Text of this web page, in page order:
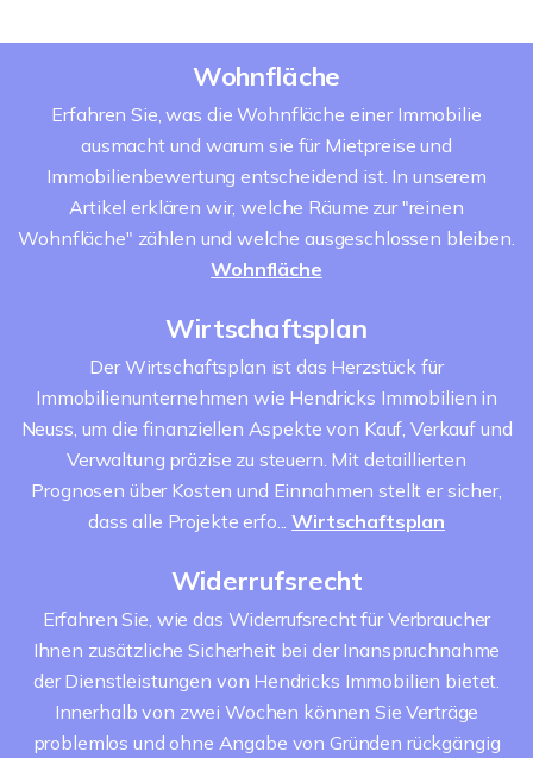
Wohnfläche
Erfahren Sie, was die Wohnfläche einer Immobilie
ausmacht und warum sie für Mietpreise und
Immobilienbewertung entscheidend ist. In unserem
Artikel erklären wir, welche Räume zur "reinen
Wohnfläche" zählen und welche ausgeschlossen bleiben.
Wohnfläche
Wirtschaftsplan
Der Wirtschaftsplan ist das Herzstück für
Immobilienunternehmen wie Hendricks Immobilien in
Neuss, um die finanziellen Aspekte von Kauf, Verkauf und
Verwaltung präzise zu steuern. Mit detaillierten
Prognosen über Kosten und Einnahmen stellt er sicher,
dass alle Projekte erfo...Wirtschaftsplan
Widerrufsrecht
Erfahren Sie, wie das Widerrufsrecht für Verbraucher
Ihnen zusätzliche Sicherheit bei der Inanspruchnahme
der Dienstleistungen von Hendricks Immobilien bietet.
Innerhalb von zwei Wochen können Sie Verträge
problemlos und ohne Angabe von Gründen rückgängig